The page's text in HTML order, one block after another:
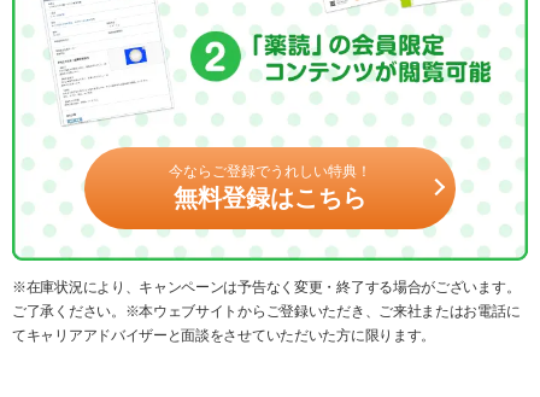
今ならご登録でうれしい特典！
無料登録はこちら
※在庫状況により、キャンペーンは予告なく変更・終了する場合がございます。
ご了承ください。※本ウェブサイトからご登録いただき、ご来社またはお電話に
てキャリアアドバイザーと面談をさせていただいた方に限ります。